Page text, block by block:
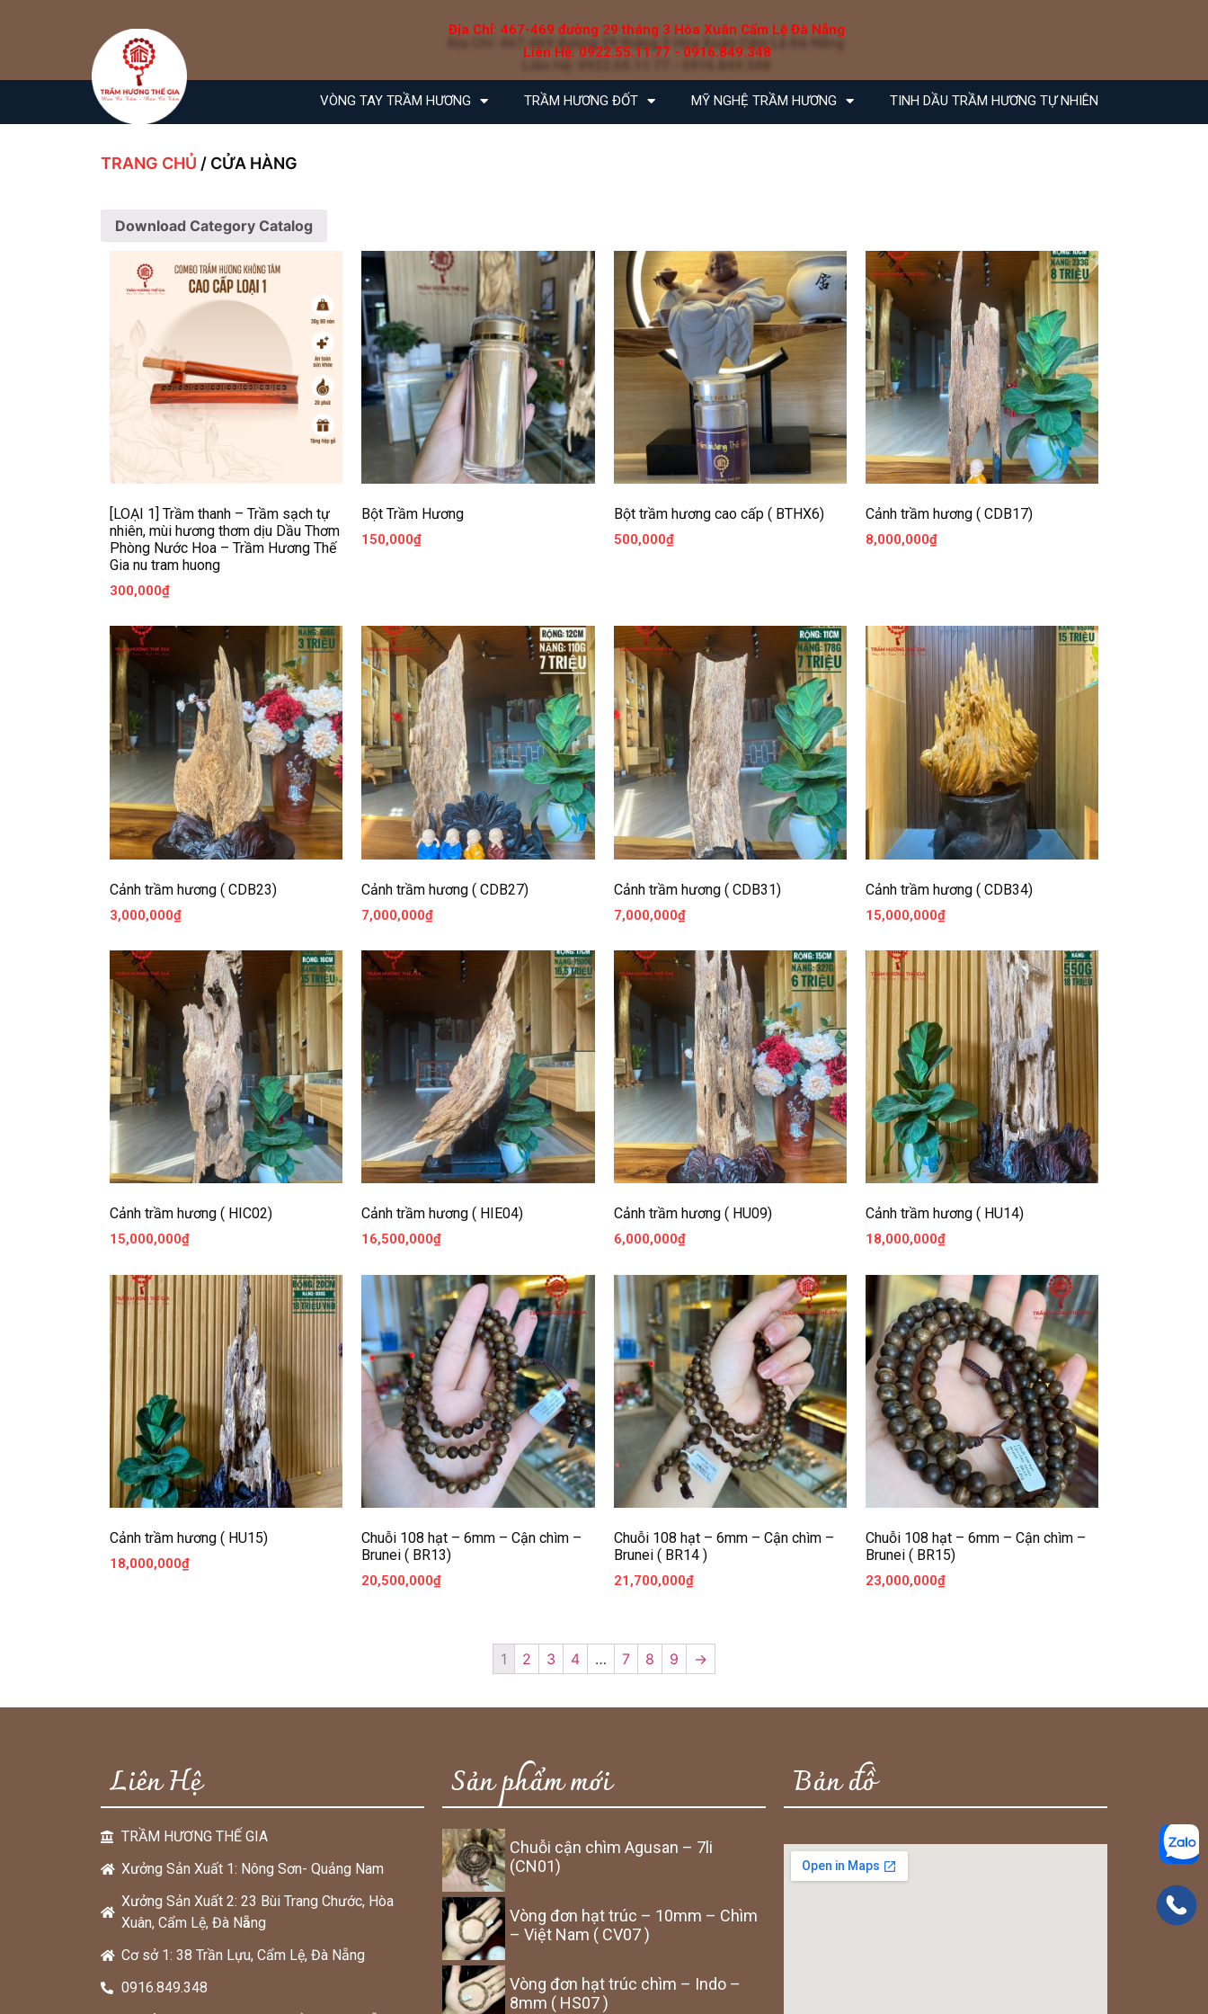
Địa Chỉ: 467-469 đường 29 tháng 3 Hòa Xuân Cẩm Lệ Đà Nẵng
Liên Hệ: 0922.55.11.77 - 0916.849.348
VÒNG TAY TRẦM HƯƠNG TRẦM HƯƠNG ĐỐT MỸ NGHỆ TRẦM HƯƠNG TINH DẦU TRẦM HƯƠNG TỰ NHIÊN
TRANG CHỦ / CỬA HÀNG
Download Category Catalog
[LOẠI 1] Trầm thanh – Trầm sạch tự
nhiên, mùi hương thơm dịu Dầu Thơm
Phòng Nước Hoa – Trầm Hương Thế
Gia nu tram huong
300,000₫
Bột Trầm Hương
150,000₫
Bột trầm hương cao cấp ( BTHX6)
500,000₫
Cảnh trầm hương ( CDB17)
8,000,000₫
Cảnh trầm hương ( CDB23)
3,000,000₫
Cảnh trầm hương ( CDB27)
7,000,000₫
Cảnh trầm hương ( CDB31)
7,000,000₫
Cảnh trầm hương ( CDB34)
15,000,000₫
Cảnh trầm hương ( HIC02)
15,000,000₫
Cảnh trầm hương ( HIE04)
16,500,000₫
Cảnh trầm hương ( HU09)
6,000,000₫
Cảnh trầm hương ( HU14)
18,000,000₫
Cảnh trầm hương ( HU15)
18,000,000₫
Chuỗi 108 hạt – 6mm – Cận chìm –
Brunei ( BR13)
20,500,000₫
Chuỗi 108 hạt – 6mm – Cận chìm –
Brunei ( BR14 )
21,700,000₫
Chuỗi 108 hạt – 6mm – Cận chìm –
Brunei ( BR15)
23,000,000₫
1 2 3 4 … 7 8 9 →
Liên Hệ
TRẦM HƯƠNG THẾ GIA
Xưởng Sản Xuất 1: Nông Sơn- Quảng Nam
Xưởng Sản Xuất 2: 23 Bùi Trang Chước, Hòa
Xuân, Cẩm Lệ, Đà Nẵng
Cơ sở 1: 38 Trần Lựu, Cẩm Lệ, Đà Nẵng
0916.849.348
Sản phẩm mới
Chuỗi cận chìm Agusan – 7li
(CN01)
Vòng đơn hạt trúc – 10mm – Chìm
– Việt Nam ( CV07 )
Vòng đơn hạt trúc chìm – Indo –
8mm ( HS07 )
Bản đồ